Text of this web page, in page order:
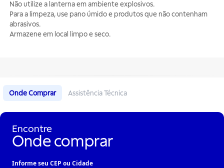
Não utilize a lanterna em ambiente explosivos.
Para a limpeza, use pano úmido e produtos que não contenham
abrasivos.
Armazene em local limpo e seco.
Onde Comprar Assistência Técnica
Encontre
Onde comprar
Informe seu CEP ou Cidade